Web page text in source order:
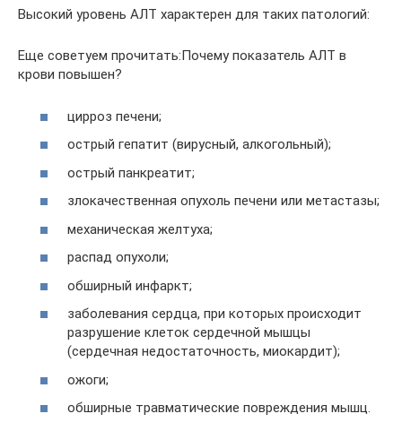
Высокий уровень АЛТ характерен для таких патологий:
Еще советуем прочитать:Почему показатель АЛТ в
крови повышен?
цирроз печени;
острый гепатит (вирусный, алкогольный);
острый панкреатит;
злокачественная опухоль печени или метастазы;
механическая желтуха;
распад опухоли;
обширный инфаркт;
заболевания сердца, при которых происходит
разрушение клеток сердечной мышцы
(сердечная недостаточность, миокардит);
ожоги;
обширные травматические повреждения мышц.